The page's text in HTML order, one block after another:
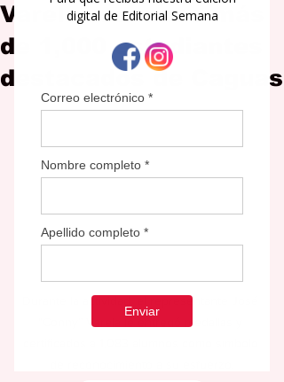
Varela reconoce más
de 1,000 estudiantes
destacados de Caguas
Durante la actividad, el representante José
“Conny” Varela le entregó medallas y